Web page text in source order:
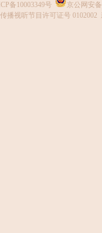
备10003349号
京公网安
播视听节目许可证号 0102002